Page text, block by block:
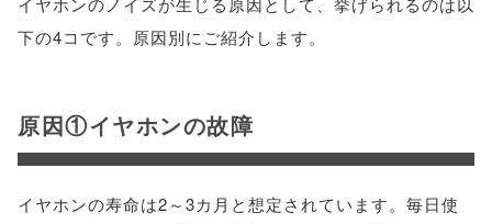
下の4コです。原因別にご紹介します。
原因①イヤホンの故障
イヤホンの寿命は2～3カ月と想定されています。毎日使